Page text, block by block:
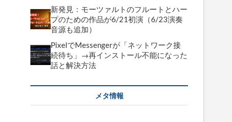
新発見：モーツァルトのフルートとハー
プのための作品が6/21初演（6/23演奏
音源も追加）
PixelでMessengerが「ネットワーク接
続待ち」→再インストール不能になった
話と解決方法
メタ情報